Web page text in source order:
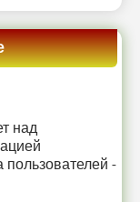
над
-